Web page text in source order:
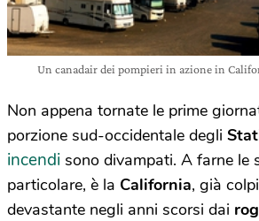
Un canadair dei pompieri in azione in
Non appena tornate le prime
porzione sud-occidentale degli
incendi sono divampati. A farne le
particolare, è la California, già
devastante negli anni scorsi dai